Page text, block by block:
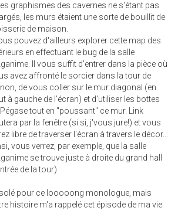
graphismes des cavernes ne s'étant pas
les murs étaient une sorte de bouillit de
de maison.
pouvez d'ailleurs explorer cette map des
en effectuant le bug de la salle
Il vous suffit d'entrer dans la pièce où
avez affronté le sorcier dans la tour de
de vous coller sur le mur diagonal (en
à gauche de l'écran) et d'utiliser les bottes
tout en "poussant" ce mur. Link
par la fenêtre (si si, j'vous jure!) et vous
libre de traverser l'écran à travers le décor...
vous verrez, par exemple, que la salle
se trouve juste à droite du grand hall
de la tour)
pour ce looooong monologue, mais
histoire m'a rappelé cet épisode de ma vie